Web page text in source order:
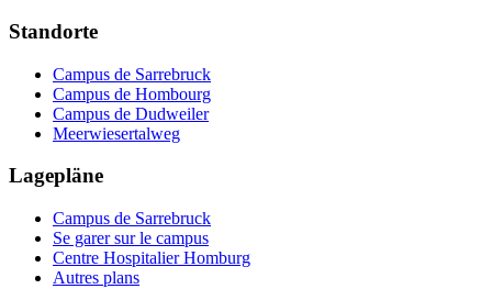
Standorte
Campus de Sarrebruck
Campus de Hombourg
Campus de Dudweiler
Meerwiesertalweg
Lagepläne
Campus de Sarrebruck
Se garer sur le campus
Centre Hospitalier Homburg
Autres plans